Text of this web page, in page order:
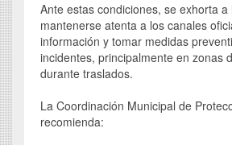
Ante estas condiciones, se exhorta
mantenerse atenta a los canales
información y tomar medidas
incidentes, principalmente en zonas
durante traslados.
La Coordinación Municipal de
recomienda: